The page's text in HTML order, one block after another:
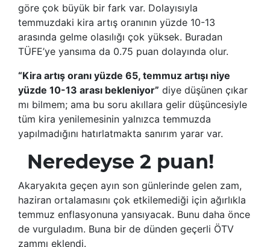
göre çok büyük bir fark var. Dolayısıyla
temmuzdaki kira artış oranının yüzde 10-13
arasında gelme olasılığı çok yüksek. Buradan
TÜFE’ye yansıma da 0.75 puan dolayında olur.
“Kira artış oranı yüzde 65, temmuz artışı niye
yüzde 10-13 arası bekleniyor” diye düşünen çıkar
mı bilmem; ama bu soru akıllara gelir düşüncesiyle
tüm kira yenilemesinin yalnızca temmuzda
yapılmadığını hatırlatmakta sanırım yarar var.
Neredeyse 2 puan!
Akaryakıta geçen ayın son günlerinde gelen zam,
haziran ortalamasını çok etkilemediği için ağırlıkla
temmuz enflasyonuna yansıyacak. Bunu daha önce
de vurguladım. Buna bir de dünden geçerli ÖTV
zammı eklendi.